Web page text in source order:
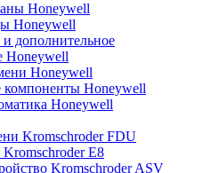
Honeywell
Honeywell
дополнительное
Honeywell
Honeywell
Honeywell
Honeywell
Kromschroder FDU
E8
Kromschroder ASV